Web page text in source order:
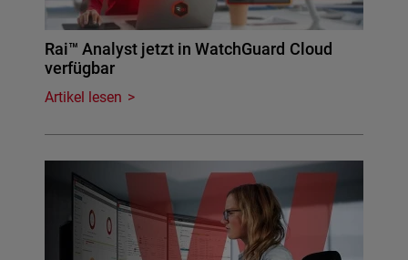
Rai™ Analyst jetzt in WatchGuard Cloud
verfügbar
Artikel lesen